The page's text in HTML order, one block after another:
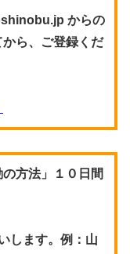
からの
ら、ご登録くだ
方法」１０日間
します。例：山